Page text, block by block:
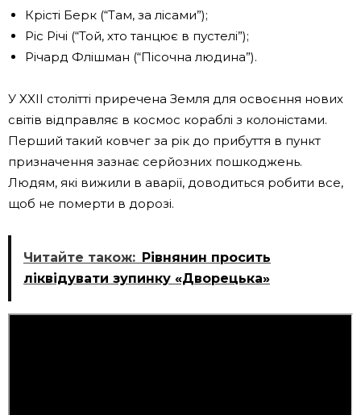
Крісті Берк (“Там, за лісами”);
Ріс Річі (“Той, хто танцює в пустелі”);
Річард Флішман (“Пісочна людина”).
У XXII столітті приречена Земля для освоєння нових
світів відправляє в космос кораблі з колоністами.
Перший такий ковчег за рік до прибуття в пункт
призначення зазнає серйозних пошкоджень.
Людям, які вижили в аварії, доводиться робити все,
щоб не померти в дорозі.
Читайте також: Рівнянин просить
ліквідувати зупинку «Дворецька»